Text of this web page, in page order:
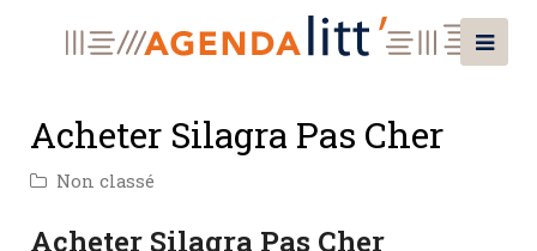
Acheter Silagra Pas Cher
Non classé
Acheter Silagra Pas Cher